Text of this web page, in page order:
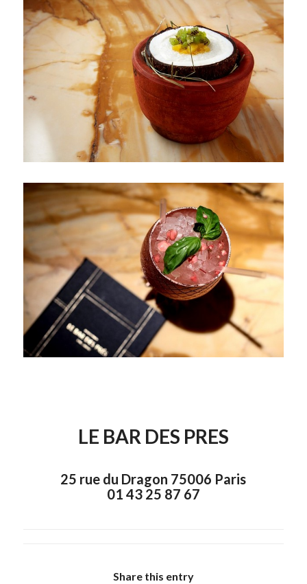
LE BAR DES PRES
25 rue du Dragon 75006 Paris
01 43 25 87 67
Share this entry